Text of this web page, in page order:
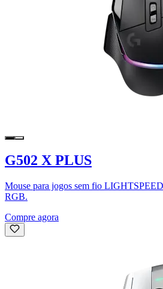
G502 X PLUS
Mouse para jogos sem fio
RGB.
Compre agora